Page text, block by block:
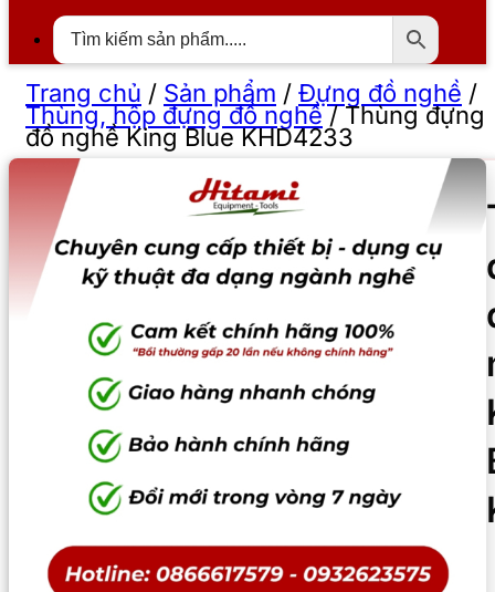
Trang chủ / Sản phẩm / Đựng đồ nghề /
Thùng, hộp đựng đồ nghề/Thùng đựng
đồ nghề King Blue KHD4233